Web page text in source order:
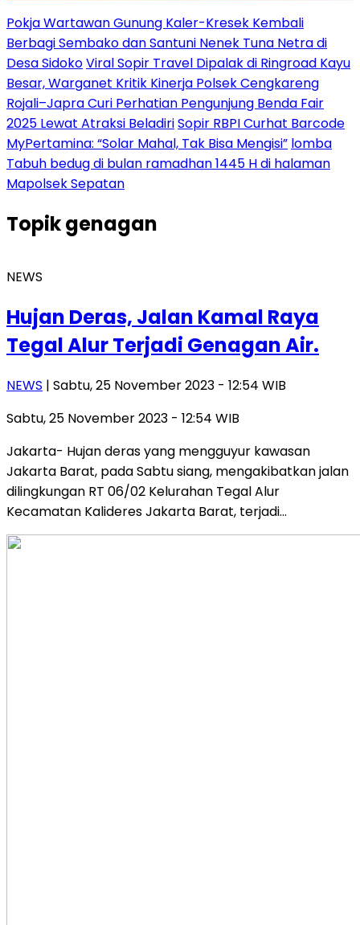
Pokja Wartawan Gunung Kaler-Kresek Kembali
Berbagi Sembako dan Santuni Nenek Tuna Netra di
Desa SidokoViral Sopir Travel Dipalak di Ringroad Kayu
Besar, Warganet Kritik Kinerja Polsek Cengkareng
Rojali–Japra Curi Perhatian Pengunjung Benda Fair
2025 Lewat Atraksi BeladiriSopir RBPI Curhat Barcode
MyPertamina: “Solar Mahal, Tak Bisa Mengisi” lomba
Tabuh bedug di bulan ramadhan 1445 H di halaman
Mapolsek Sepatan
Topikgenagan
NEWS
Hujan Deras, Jalan Kamal Raya
Tegal Alur Terjadi Genagan Air.
NEWS | Sabtu, 25 November 2023 - 12:54 WIB
Sabtu, 25 November 2023 - 12:54 WIB
Jakarta- Hujan deras yang mengguyur kawasan
Jakarta Barat, pada Sabtu siang, mengakibatkan jalan
dilingkungan RT 06/02 Kelurahan Tegal Alur
Kecamatan Kalideres Jakarta Barat, terjadi…